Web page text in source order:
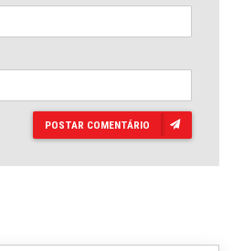
POSTAR COMENTÁRIO